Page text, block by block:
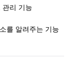
관리 기능
를 알려주는 기능